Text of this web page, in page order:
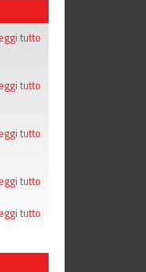
tutto
tutto
tutto
tutto
tutto